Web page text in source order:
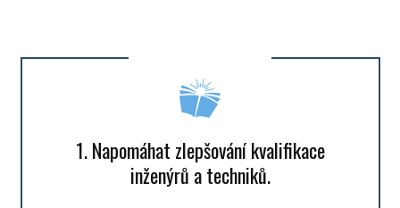
1. Napomáhat zlepšování kvalifikace
inženýrů a techniků.